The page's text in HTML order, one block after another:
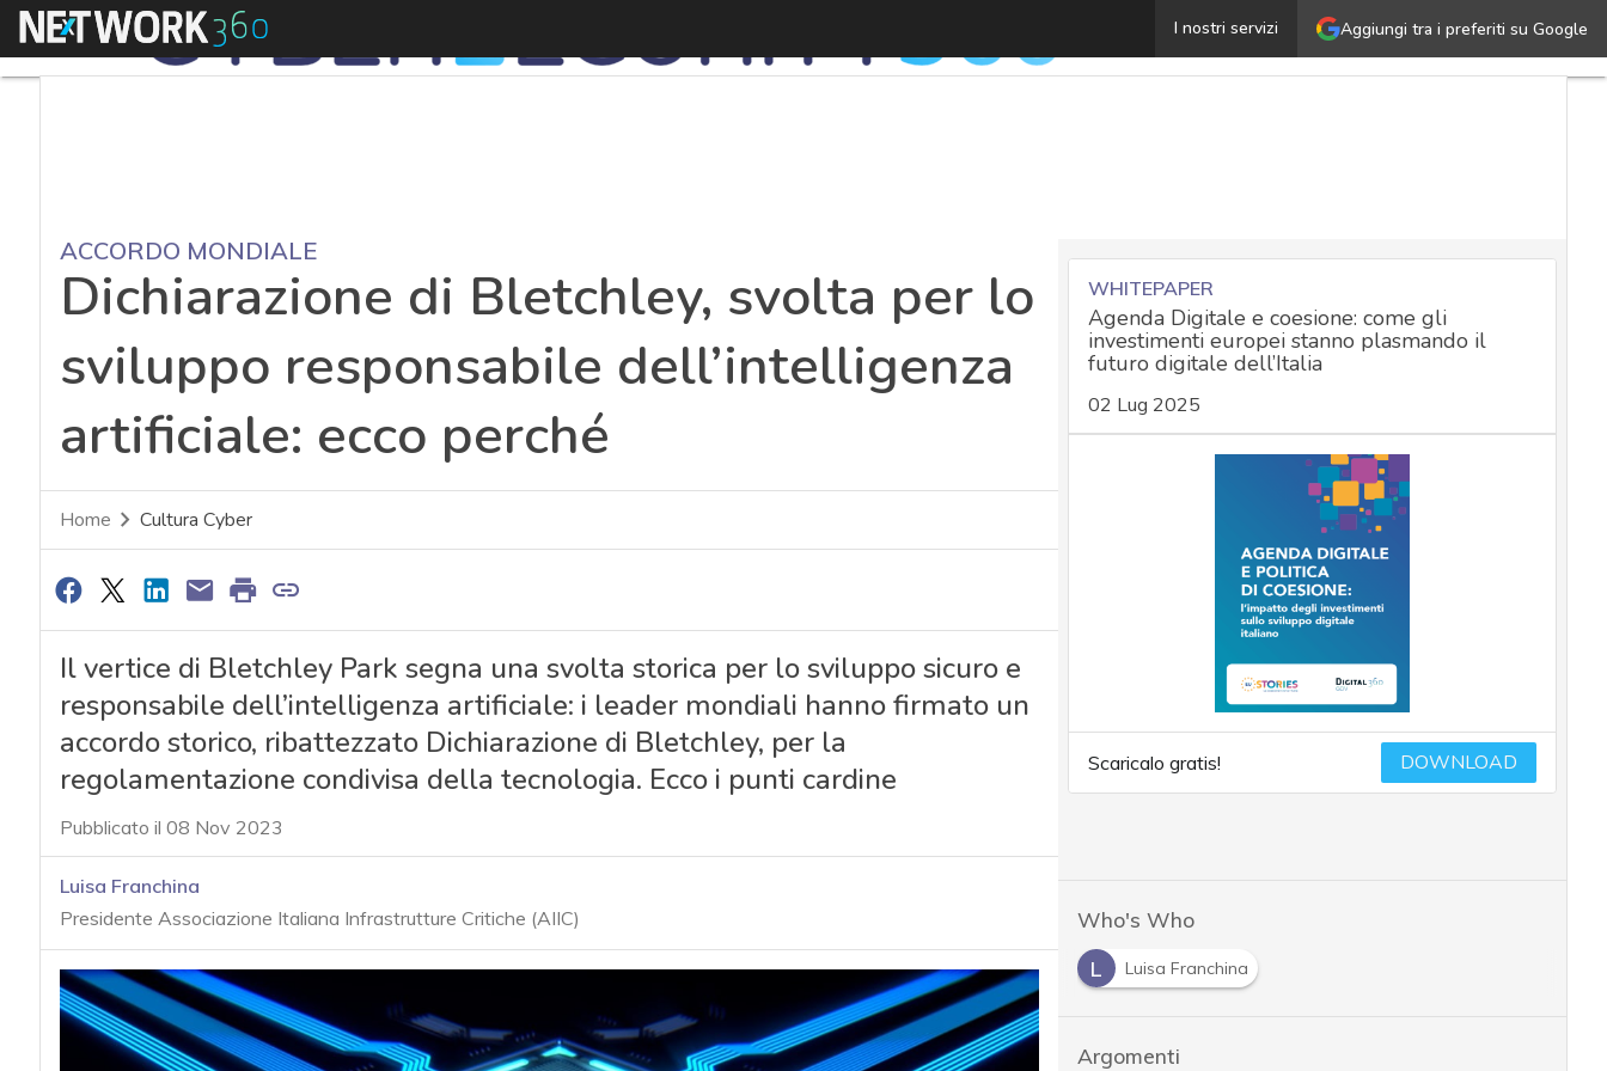
Aggiungi tra i preferiti su Google
I nostri servizi
Menu Dichiarazione di Bletchley, svolta per lo sviluppo
ACCORDO MONDIALE
Dichiarazione di Bletchley, svolta per lo
sviluppo responsabile dell’intelligenza
artificiale: ecco perché
Home Cultura Cyber
Il vertice di Bletchley Park segna una svolta storica per lo sviluppo sicuro e
responsabile dell’intelligenza artificiale: i leader mondiali hanno firmato un
accordo storico, ribattezzato Dichiarazione di Bletchley, per la
regolamentazione condivisa della tecnologia. Ecco i punti cardine
Pubblicato il 08 Nov 2023
Luisa Franchina
Presidente Associazione Italiana Infrastrutture Critiche (AIIC)
WHITEPAPER
Agenda Digitale e coesione: come gli
investimenti europei stanno plasmando il
futuro digitale dell’Italia
02 Lug 2025
Scaricalo gratis! DOWNLOAD
Who's Who
L
Luisa Franchina
Argomenti